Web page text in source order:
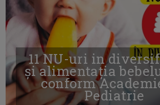
11 NU-uri in
și alimentația
conform
Pediatrie